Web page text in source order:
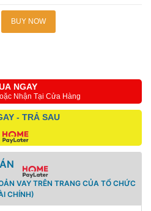
BUY NOW
NGAY
Nhận Tại Cửa Hàng
- TRẢ SAU
VAY TRÊN TRANG CỦA TỔ CHỨC
CHÍNH)